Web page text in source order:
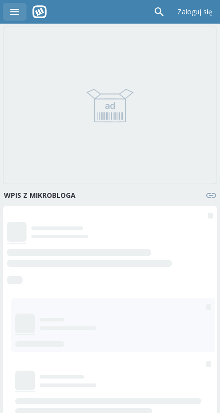
Zaloguj się
WPIS Z MIKROBLOGA